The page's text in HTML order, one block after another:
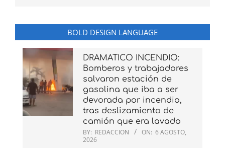
BOLD DESIGN LANGUAGE
DRAMATICO INCENDIO:
Bomberos y trabajadores
salvaron estación de
gasolina que iba a ser
devorada por incendio,
tras deslizamiento de
camión que era lavado
BY: REDACCION ON: 6 AGOSTO,
2026